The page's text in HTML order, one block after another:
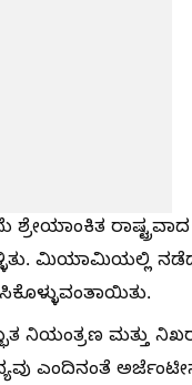
ಮಿಯಾಮಿಯಲ್ಲಿ
ನಿಯಂತ್ರಣ ಮತ್ತು
ಎಂದಿನಂತೆ